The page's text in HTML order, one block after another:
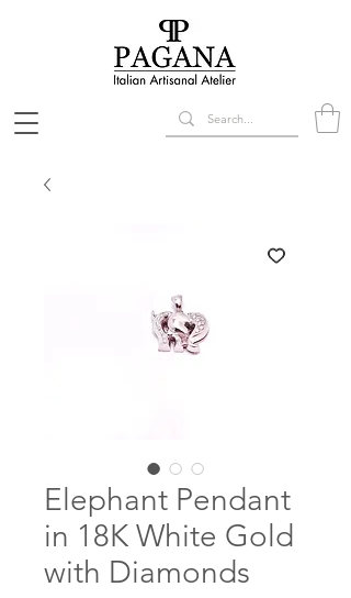
Elephant Pendant
in 18K White Gold
with Diamonds